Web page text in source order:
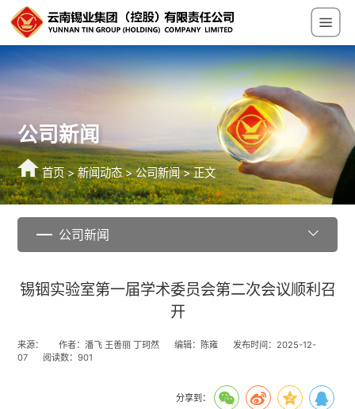
公司新闻
首页>新闻动态>公司新闻> 正文
公司新闻
锡铟实验室第一届学术委员会第二次会议顺利召
开
来源： 作者：潘飞 王善丽 丁珂然 编辑：陈雍
发布时间：2025-12-
07
阅读数：901
分享到：